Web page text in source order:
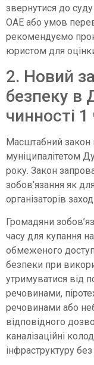
звернутися до
ОАЕ або умов
рекомендуємо
юристом для
2. Новий
безпеку в
чинності
Масштабний закон
муніципалітетом
року. Закон
зобов’язання як
організаторів
Громадяни
часу для купання
обмеженого
безпеки при
утримуватися від
речовинами,
речовинами або
відповідного
каналізаційні
інфраструктуру